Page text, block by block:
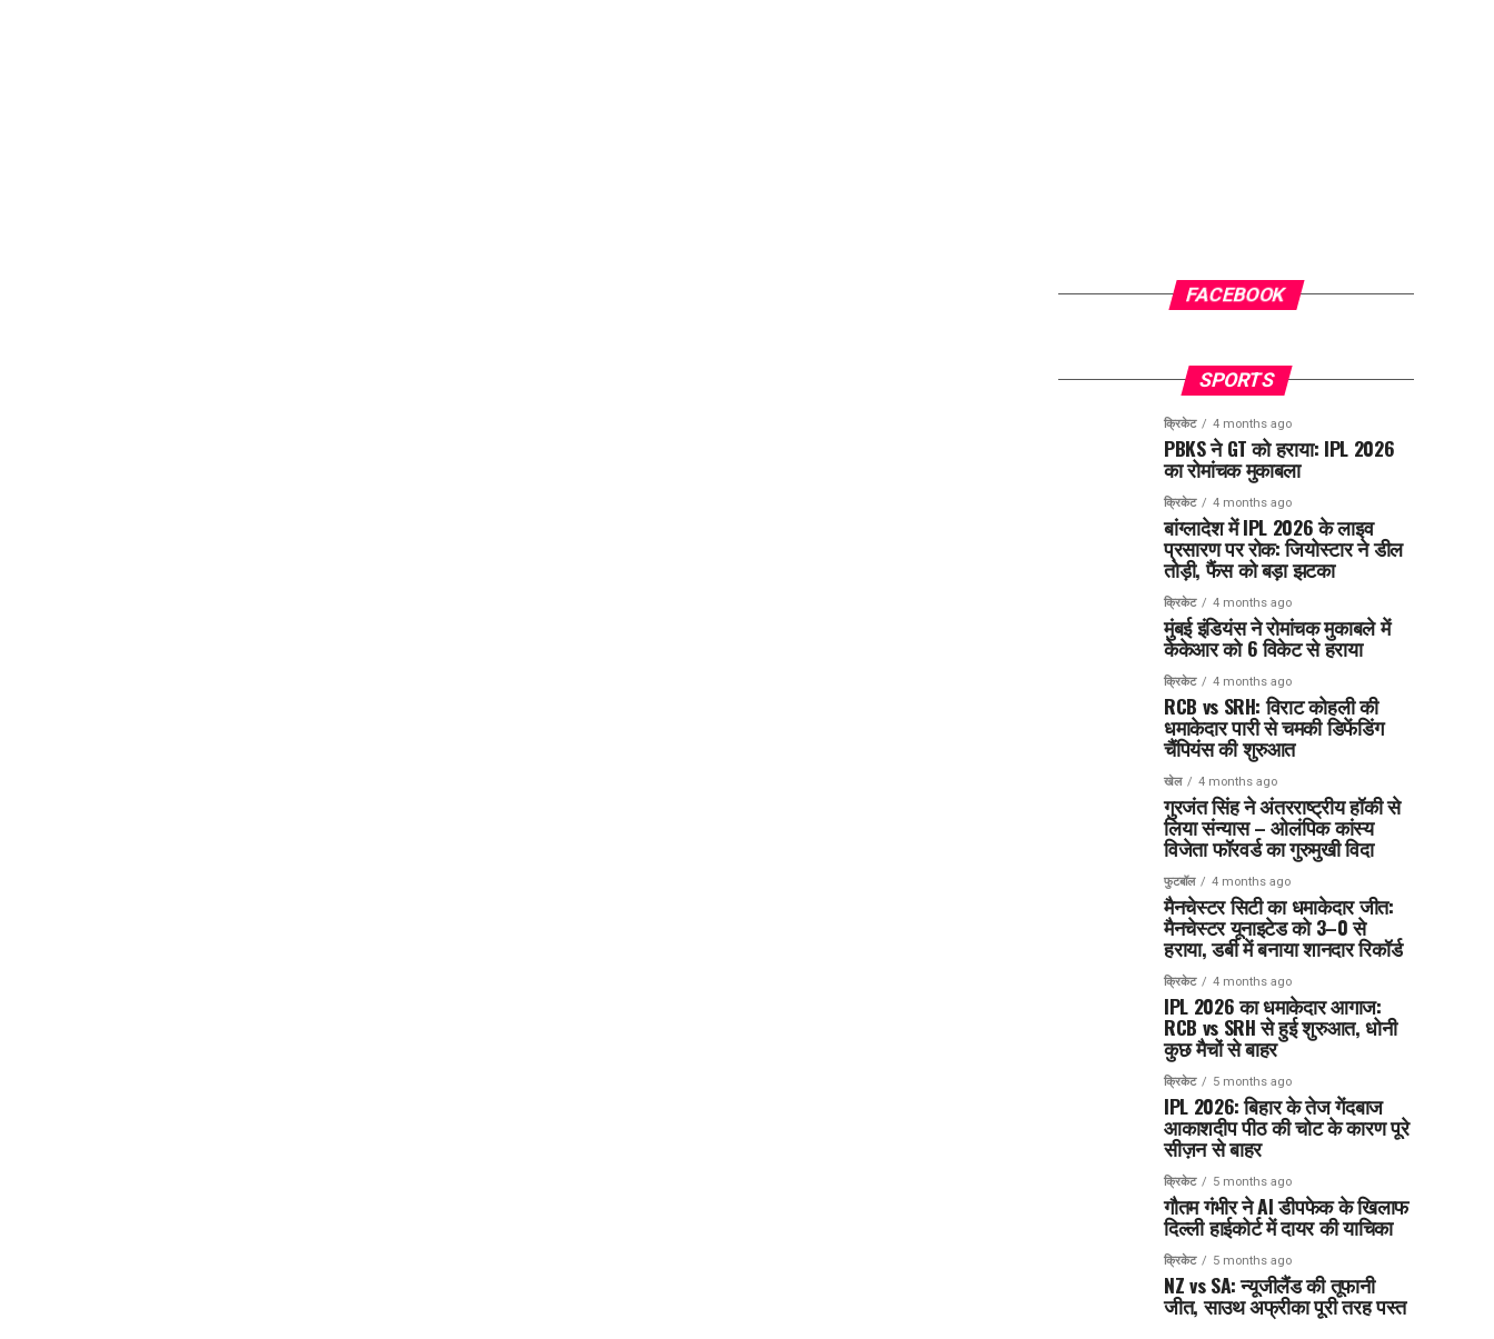
FACEBOOK
SPORTS
क्रिकेट 4 months ago
PBKS ने GT को हराया: IPL 2026
का रोमांचक मुकाबला
क्रिकेट 4 months ago
बांग्लादेश में IPL 2026 के लाइव
प्रसारण पर रोक: जियोस्टार ने डील
तोड़ी, फैंस को बड़ा झटका
क्रिकेट 4 months ago
मुंबई इंडियंस ने रोमांचक मुकाबले में
केकेआर को 6 विकेट से हराया
क्रिकेट 4 months ago
RCB vs SRH: विराट कोहली की
धमाकेदार पारी से चमकी डिफेंडिंग
चैंपियंस की शुरुआत
खेल 4 months ago
गुरजंत सिंह ने अंतरराष्ट्रीय हॉकी से
लिया संन्यास – ओलंपिक कांस्य
विजेता फॉरवर्ड का गुरुमुखी विदा
फुटबॉल 4 months ago
मैनचेस्टर सिटी का धमाकेदार जीत:
मैनचेस्टर यूनाइटेड को 3–0 से
हराया, डर्बी में बनाया शानदार रिकॉर्ड
क्रिकेट 4 months ago
IPL 2026 का धमाकेदार आगाज:
RCB vs SRH से हुई शुरुआत, धोनी
कुछ मैचों से बाहर
क्रिकेट 5 months ago
IPL 2026: बिहार के तेज गेंदबाज
आकाशदीप पीठ की चोट के कारण पूरे
सीज़न से बाहर
क्रिकेट 5 months ago
गौतम गंभीर ने AI डीपफेक के खिलाफ
दिल्ली हाईकोर्ट में दायर की याचिका
क्रिकेट 5 months ago
NZ vs SA: न्यूजीलैंड की तूफानी
जीत, साउथ अफ्रीका पूरी तरह पस्त